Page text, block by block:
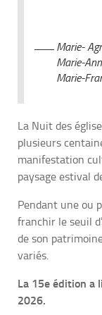
Marie-
Marie-
Marie-
La Nuit des
plusieurs
manifestation
paysage estival
Pendant une ou
franchir le seuil
de son
variés.
La 15e édition a
2026.